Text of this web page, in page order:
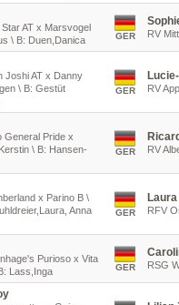
AT x Marsvogel
\ B: Duen,Danica
GER RV
Joshi AT x Danny
\ B: Gestüt
GER RV
General Pride x
\ B: Hansen-
GER RV
x Parino B \
Anna
GER RFV
Purioso x Vita
Lass,Inga
GER RSG